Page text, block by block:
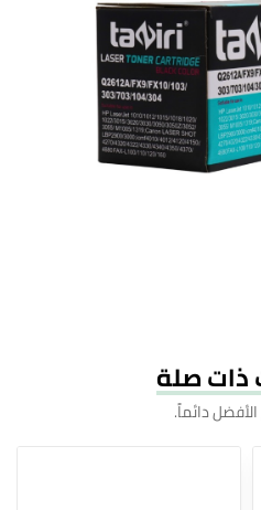
ذات صلة
دائماً.